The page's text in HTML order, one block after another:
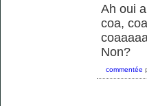
Ah oui
coa,
Non?
commentée